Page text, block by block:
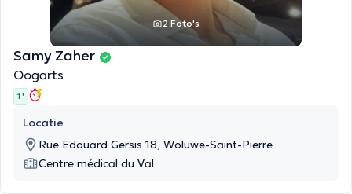
2 Foto's
Samy Zaher
Oogarts
1 '
Locatie
Rue Edouard Gersis 18, Woluwe-Saint-Pierre
Centre médical du Val